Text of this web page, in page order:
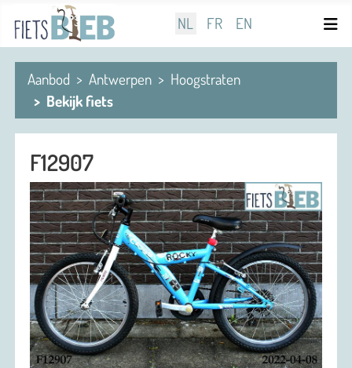
Selecteer de taal
NL FR EN
Aanbod Antwerpen
Hoogstraten
Bekijk fiets
F12907